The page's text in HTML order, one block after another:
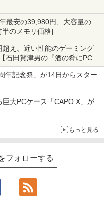
最安の39,980円、大容量の
半のメモリ価格]
え。近い性能のゲーミング
石田賀津男の『酒の肴にPCゲ
年記念祭」が14日からスター
大PCケース「CAPO X」が
もっと見る
フォローする